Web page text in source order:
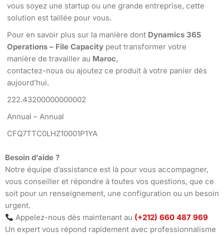
vous soyez une startup ou une grande entreprise, cette
solution est taillée pour vous.
Pour en savoir plus sur la manière dont Dynamics 365
Operations – File Capacity peut transformer votre
manière de travailler au Maroc,
contactez-nous ou ajoutez ce produit à votre panier dès
aujourd’hui.
222.43200000000002
Annual – Annual
CFQ7TTC0LHZ10001P1YA
Besoin d’aide ?
Notre équipe d’assistance est là pour vous accompagner,
vous conseiller et répondre à toutes vos questions, que ce
soit pour un renseignement, une configuration ou un besoin
urgent.
Appelez-nous dès maintenant au (+212) 660 487 969
Un expert vous répond rapidement avec professionnalisme